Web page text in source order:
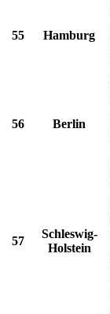
55 Hamburg
56 Berlin
57
Schleswig-
Holstein